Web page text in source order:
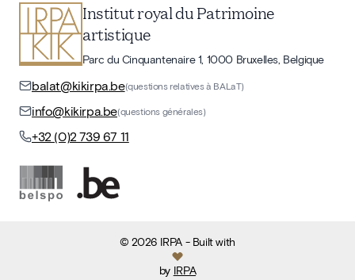
Institut royal du Patrimoine
artistique
Parc du Cinquantenaire 1, 1000 Bruxelles, Belgique
balat@kikirpa.be(questions relatives à BALaT)
info@kikirpa.be(questions générales)
+32 (0)2 739 67 11
©2026 IRPA- Built with
by IRPA